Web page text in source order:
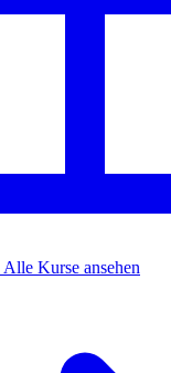
Alle Kurse ansehen